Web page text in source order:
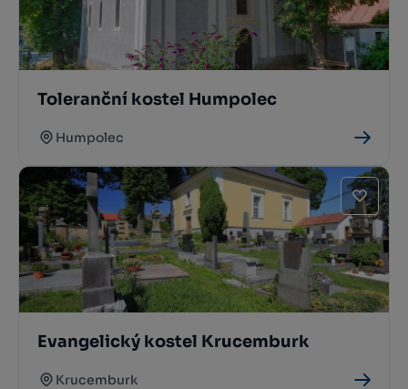
Toleranční kostel Humpolec
Humpolec
Evangelický kostel Krucemburk
Krucemburk